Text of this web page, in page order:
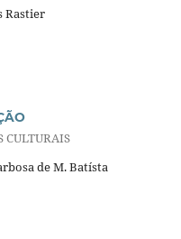
Rastier
CULTURAIS
de M. Batísta